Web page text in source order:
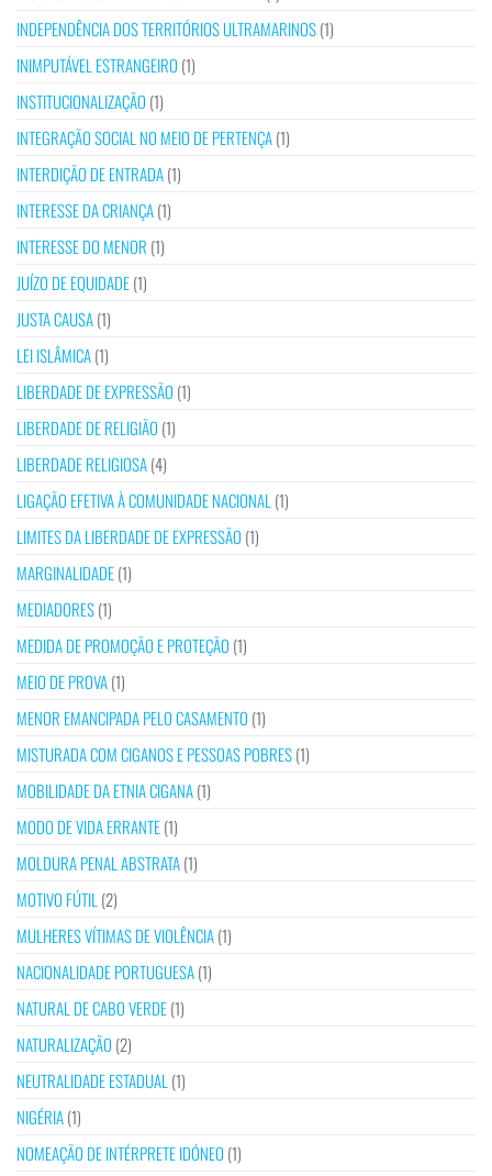
INDEPENDÊNCIA DOS TERRITÓRIOS ULTRAMARINOS(1)
INIMPUTÁVEL ESTRANGEIRO (1)
INSTITUCIONALIZAÇÃO (1)
INTEGRAÇÃO SOCIAL NO MEIO DE PERTENÇA(1)
INTERDIÇÃO DE ENTRADA(1)
INTERESSE DA CRIANÇA(1)
INTERESSE DO MENOR (1)
JUÍZO DE EQUIDADE(1)
JUSTA CAUSA(1)
LEI ISLÂMICA(1)
LIBERDADE DE EXPRESSÃO (1)
LIBERDADE DE RELIGIÃO (1)
LIBERDADE RELIGIOSA(4)
LIGAÇÃO EFETIVA À COMUNIDADE NACIONAL (1)
LIMITES DA LIBERDADE DE EXPRESSÃO (1)
MARGINALIDADE(1)
MEDIADORES(1)
MEDIDA DE PROMOÇÃO E PROTEÇÃO (1)
MEIO DE PROVA(1)
MENOR EMANCIPADA PELO CASAMENTO (1)
MISTURADA COM CIGANOS E PESSOAS POBRES(1)
MOBILIDADE DA ETNIA CIGANA(1)
MODO DE VIDA ERRANTE(1)
MOLDURA PENAL ABSTRATA(1)
MOTIVO FÚTIL (2)
MULHERES VÍTIMAS DE VIOLÊNCIA(1)
NACIONALIDADE PORTUGUESA(1)
NATURAL DE CABO VERDE(1)
NATURALIZAÇÃO (2)
NEUTRALIDADE ESTADUAL (1)
NIGÉRIA(1)
NOMEAÇÃO DE INTÉRPRETE IDÓNEO (1)